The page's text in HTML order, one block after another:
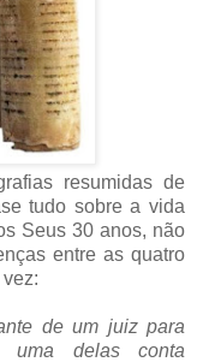
resumidas de
tudo sobre a vida
Seus 30 anos, não
entre as quatro
de um juiz para
uma delas conta